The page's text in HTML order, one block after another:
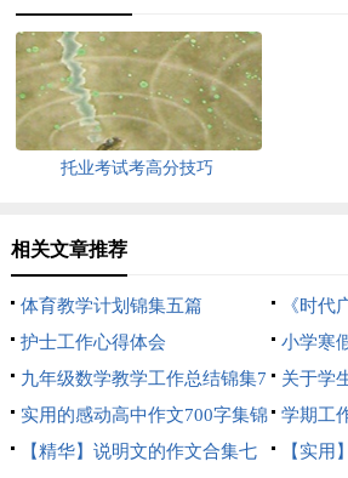
托业考试考高分技巧
相关文章推荐
体育教学计划锦集五篇
《时代
合15篇)
护士工作心得体会
小学寒
九年级数学教学工作总结锦集7
篇
关于学
实用的感动高中作文700字集锦
10篇
学期工
【精华】说明文的作文合集七
【实用